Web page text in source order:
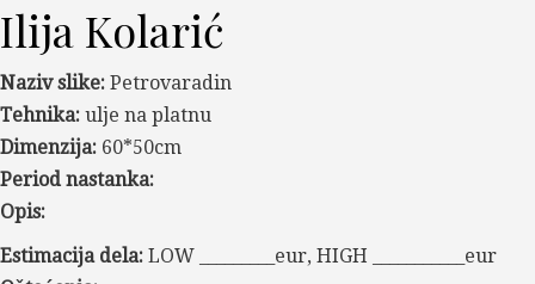
Ilija Kolarić
Naziv slike: Petrovaradin
Tehnika: ulje na platnu
Dimenzija: 60*50cm
Period nastanka:
Opis:
Estimacija dela: LOW _________eur, HIGH ___________eur